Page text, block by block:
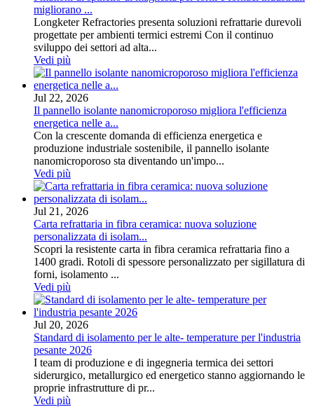
migliorano ...
Longketer Refractories presenta soluzioni refrattarie durevoli
progettate per ambienti termici estremi Con il continuo
sviluppo dei settori ad alta...
Vedi più
Jul 22, 2026
Il pannello isolante nanomicroporoso migliora l'efficienza
energetica nelle a...
Con la crescente domanda di efficienza energetica e
produzione industriale sostenibile, il pannello isolante
nanomicroporoso sta diventando un'impo...
Vedi più
Jul 21, 2026
Carta refrattaria in fibra ceramica: nuova soluzione
personalizzata di isolam...
Scopri la resistente carta in fibra ceramica refrattaria fino a
1400 gradi. Rotoli di spessore personalizzato per sigillatura di
forni, isolamento ...
Vedi più
Jul 20, 2026
Standard di isolamento per le alte- temperature per l'industria
pesante 2026
I team di produzione e di ingegneria termica dei settori
siderurgico, metallurgico ed energetico stanno aggiornando le
proprie infrastrutture di pr...
Vedi più